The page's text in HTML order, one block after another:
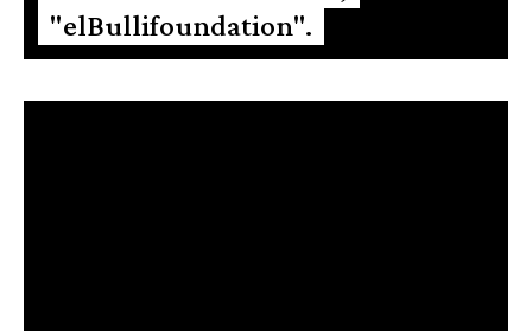
"elBullifoundation".